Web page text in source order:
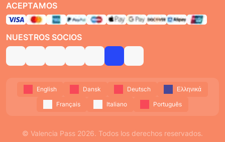
ACEPTAMOS
NUESTROS SOCIOS
English Dansk Deutsch
Ελληνικά
Français
Italiano Português
© Valencia Pass 2026. Todos los derechos reservados.